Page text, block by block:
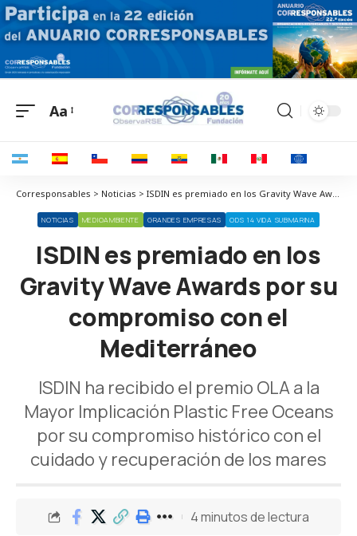
Aa
Corresponsables > Noticias > ISDIN es premiado en los Gravity Wave Awards por su compromiso con el Mediterráneo
NOTICIAS MEDIOAMBIENTE GRANDES EMPRESAS ODS 14 VIDA SUBMARINA
ISDIN es premiado en los
Gravity Wave Awards por su
compromiso con el
Mediterráneo
ISDIN ha recibido el premio OLA a la
Mayor Implicación Plastic Free Oceans
por su compromiso histórico con el
cuidado y recuperación de los mares
4 minutos de lectura